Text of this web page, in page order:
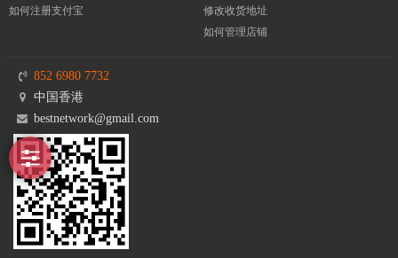
如何注册支付宝
修改收货地址
如何管理店铺
852 6980 7732
中国香港
bestnetwork@gmail.com